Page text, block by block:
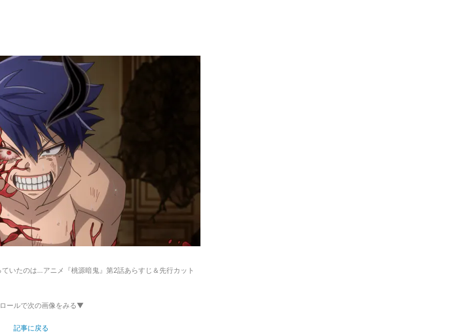
いたのは…アニメ『桃源暗鬼』第2話あらすじ＆先行カット
ールで次の画像をみる▼
記事に戻る